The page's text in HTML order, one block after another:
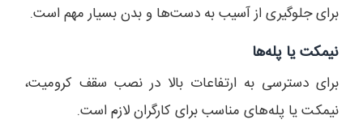
برای جلوگیری از آسیب به دست‌ها و بدن بسیار مهم است.
نیمکت یا پله‌ها
برای دسترسی به ارتفاعات بالا در نصب سقف کرومیت،
نیمکت یا پله‌های مناسب برای کارگران لازم است.